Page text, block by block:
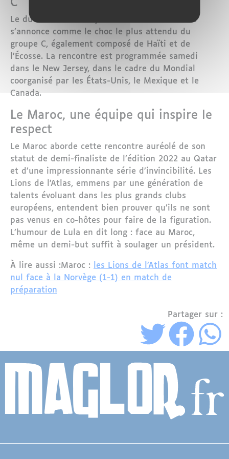
C
Le duel entre la Seléção et les Lions de l’Atlas
s’annonce comme le choc le plus attendu du
groupe C, également composé de Haïti et de
l’Écosse. La rencontre est programmée samedi
dans le New Jersey, dans le cadre du Mondial
coorganisé par les États-Unis, le Mexique et le
Canada.
Le Maroc, une équipe qui inspire le
respect
Le Maroc aborde cette rencontre auréolé de son
statut de demi-finaliste de l’édition 2022 au Qatar
et d’une impressionnante série d’invincibilité. Les
Lions de l’Atlas, emmens par une génération de
talents évoluant dans les plus grands clubs
européens, entendent bien prouver qu’ils ne sont
pas venus en co-hôtes pour faire de la figuration.
L’humour de Lula en dit long : face au Maroc,
même un demi-but suffit à soulager un président.
À lire aussi :Maroc :
les Lions de l’Atlas font match
nul face à la Norvège (1-1) en match de
préparation
Partager sur :